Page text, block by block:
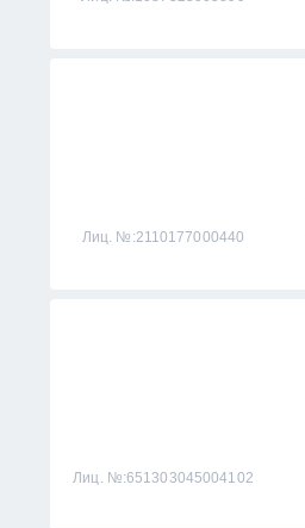
Лиц. №:2110177000440
Лиц. №:651303045004102